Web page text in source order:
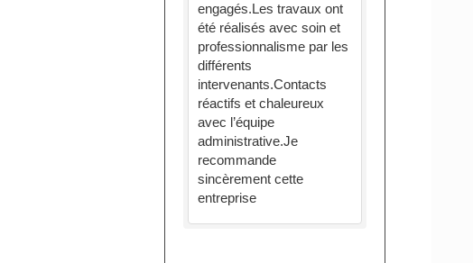
engagés.Les travaux ont
été réalisés avec soin et
professionnalisme par les
différents
intervenants.Contacts
réactifs et chaleureux
avec l’équipe
administrative.Je
recommande
sincèrement cette
entreprise